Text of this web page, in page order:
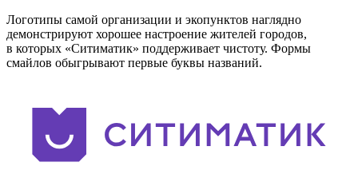
Логотипы самой организации и экопунктов наглядно
демонстрируют хорошее настроение жителей городов,
в которых «Ситиматик» поддерживает чистоту. Формы
смайлов обыгрывают первые буквы названий.